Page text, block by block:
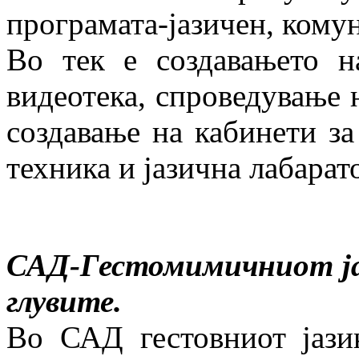
програмата-јазичен,
Во тек е создавањето
видеотека,
создавање на кабинети
техника и јазична
САД-Гестомимичниот
глувите.
Во САД гестовниот